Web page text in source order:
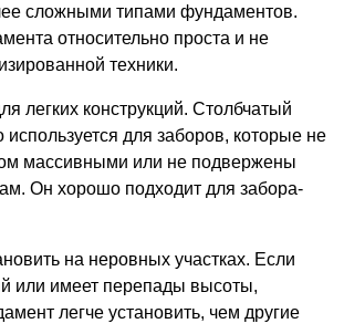
сложными типами фундаментов.
относительно проста и не
техники.
конструкций. Столбчатый
для заборов, которые не
массивными или не подвержены
Он хорошо подходит для забора-
на неровных участках. Если
или имеет перепады высоты,
легче установить, чем другие